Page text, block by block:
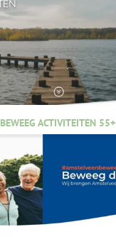
BEWEEG ACTIVITEITEN 55+